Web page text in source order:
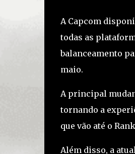
A Capcom
todas as
balanceamento
maio.
A principal
tornando a
que vão até o
Além disso, a